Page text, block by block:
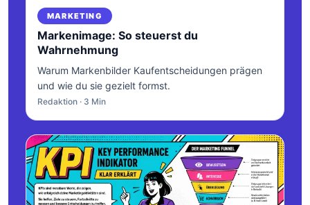
MARKETING
Markenimage: So steuerst du
Wahrnehmung
Warum Markenbilder Kaufentscheidungen prägen
und wie du sie gezielt formst.
Redaktion · 3 Min